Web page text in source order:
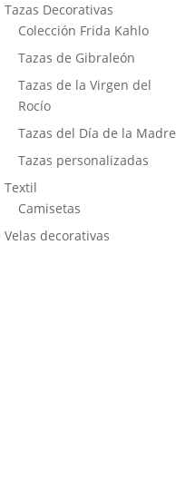
Tazas Decorativas
Colección Frida Kahlo
Tazas de Gibraleón
Tazas de la Virgen del
Rocío
Tazas del Día de la Madre
Tazas personalizadas
Textil
Camisetas
Velas decorativas